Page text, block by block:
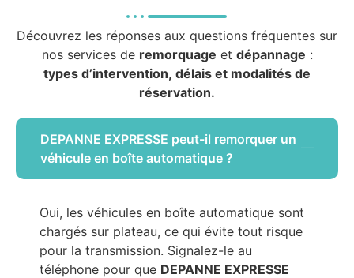
Découvrez les réponses aux questions fréquentes sur
nos services de remorquage et dépannage :
types d’intervention, délais et modalités de
réservation.
DEPANNE EXPRESSE peut-il remorquer un
véhicule en boîte automatique ?
Oui, les véhicules en boîte automatique sont
chargés sur plateau, ce qui évite tout risque
pour la transmission. Signalez-le au
téléphone pour que DEPANNE EXPRESSE